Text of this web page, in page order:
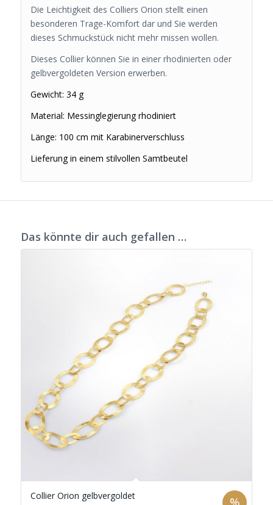
Die Leichtigkeit des Colliers Orion stellt einen
besonderen Trage-Komfort dar und Sie werden
dieses Schmuckstück nicht mehr missen wollen.
Dieses Collier können Sie in einer rhodinierten oder
gelbvergoldeten Version erwerben.
Gewicht: 34 g
Material: Messinglegierung rhodiniert
Länge: 100 cm mit Karabinerverschluss
Lieferung in einem stilvollen Samtbeutel
Das könnte dir auch gefallen …
Collier Orion gelbvergoldet